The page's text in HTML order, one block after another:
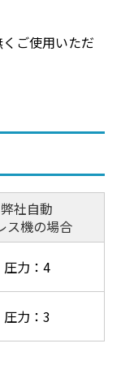
ご使用いただ
弊社自動
ス機の場合
圧力：4
圧力：3